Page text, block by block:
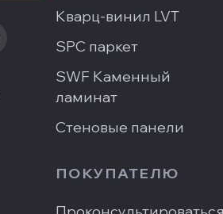
Кварц-винил LVT
SPC паркет
SWF Каменный
ламинат
Стеновые панели
ПОКУПАТЕЛЮ